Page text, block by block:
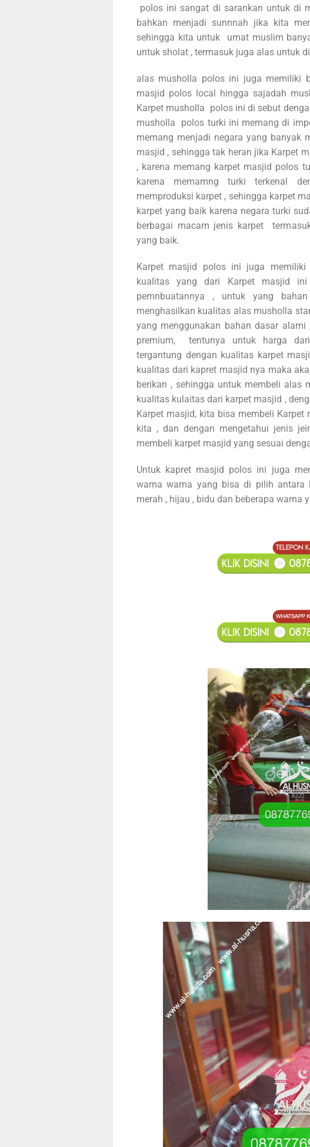
polos ini sangat di sarankan untuk di
bahkan menjadi sunnnah jika kita
sehingga kita untuk umat muslim
untuk sholat , termasuk juga alas untuk
alas musholla polos ini juga memiliki
masjid polos local hingga sajadah
Karpet musholla polos ini di sebut
musholla polos turki ini memang di
memang menjadi negara yang banyak
masjid , sehingga tak heran jika Karpet
, karena memang karpet masjid polos
karena memamng turki terkenal
memproduksi karpet , sehingga karpet
karpet yang baik karena negara turki
berbagai macam jenis karpet
yang baik.
Karpet masjid polos ini juga
kualitas yang dari Karpet masjid
pemnbuatannya , untuk yang
menghasilkan kualitas alas musholla
yang menggunakan bahan dasar
premium, tentunya untuk harga
tergantung dengan kualitas karpet
kualitas dari kapret masjid nya maka
berikan , sehingga untuk membeli
kualitas kulaitas dari karpet masjid ,
Karpet masjid, kita bisa membeli
kita , dan dengan mengetahui jenis
membeli karpet masjid yang sesuai
Untuk kapret masjid polos ini juga
warna warna yang bisa di pilih
merah , hijau , bidu dan beberapa warna